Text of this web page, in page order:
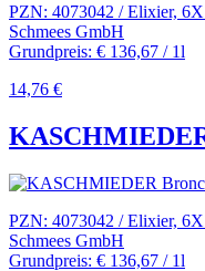
PZN: 4073042 / Elixier,
Schmees GmbH
Grundpreis: € 136,67 / 1l
14,76 €
PZN: 4073042 / Elixier,
Schmees GmbH
Grundpreis: € 136,67 / 1l